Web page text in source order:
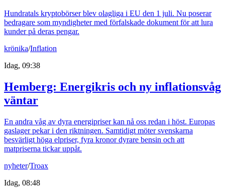
Hundratals kryptobörser blev olagliga i EU den 1 juli. Nu poserar
bedragare som myndigheter med förfalskade dokument för att lura
kunder på deras pengar.
krönika/Inflation
Idag, 09:38
Hemberg: Energikris och ny inflationsvåg
väntar
En andra våg av dyra energipriser kan nå oss redan i höst. Europas
gaslager pekar i den riktningen. Samtidigt möter svenskarna
besvärligt höga elpriser, fyra kronor dyrare bensin och att
matpriserna tickar uppåt.
nyheter/Troax
Idag, 08:48